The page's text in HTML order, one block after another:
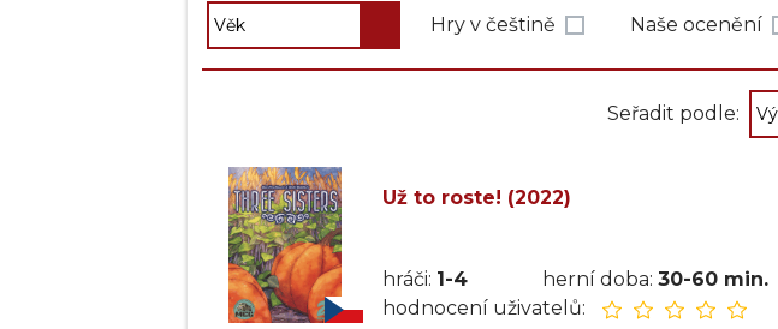
Hry v češtině Naše ocenění
Seřadit podle:
Už to roste! (2022)
hráči: 1-4 herní doba: 30-60 min.
hodnocení uživatelů: